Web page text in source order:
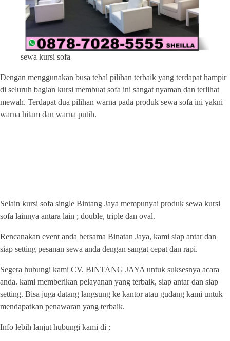
sewa kursi sofa
Dengan menggunakan busa tebal pilihan terbaik yang terdapat hampir
di seluruh bagian kursi membuat sofa ini sangat nyaman dan terlihat
mewah. Terdapat dua pilihan warna pada produk sewa sofa ini yakni
warna hitam dan warna putih.
Selain kursi sofa single Bintang Jaya mempunyai produk sewa kursi
sofa lainnya antara lain ; double, triple dan oval.
Rencanakan event anda bersama Binatan Jaya, kami siap antar dan
siap setting pesanan sewa anda dengan sangat cepat dan rapi.
Segera hubungi kami CV. BINTANG JAYA untuk suksesnya acara
anda. kami memberikan pelayanan yang terbaik, siap antar dan siap
setting. Bisa juga datang langsung ke kantor atau gudang kami untuk
mendapatkan penawaran yang terbaik.
Info lebih lanjut hubungi kami di ;